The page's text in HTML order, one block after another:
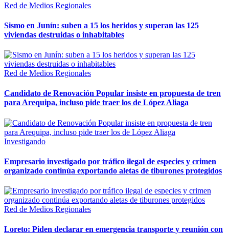
Red de Medios Regionales
Sismo en Junín: suben a 15 los heridos y superan las 125
viviendas destruidas o inhabitables
Red de Medios Regionales
Candidato de Renovación Popular insiste en propuesta de tren
para Arequipa, incluso pide traer los de López Aliaga
Investigando
Empresario investigado por tráfico ilegal de especies y crimen
organizado continúa exportando aletas de tiburones protegidos
Red de Medios Regionales
Loreto: Piden declarar en emergencia transporte y reunión con